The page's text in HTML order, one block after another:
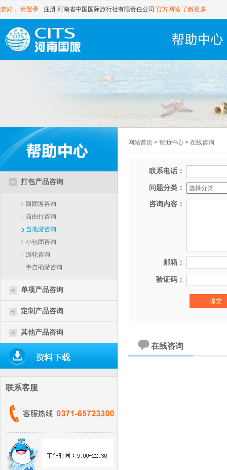
您好， 请登录 注册 河南省中国国际旅行社有限责任公司 官方网站 了解更多
打包产品咨询
跟团游咨询
自由行咨询
当地游咨询
小包团咨询
游轮咨询
半自助游咨询
单项产品咨询
定制产品咨询
其他产品咨询
联系客服
网站首页 > 帮助中心 > 在线咨询
联系电话：
问题分类：
咨询内容：
邮箱：
验证码：
在线咨询